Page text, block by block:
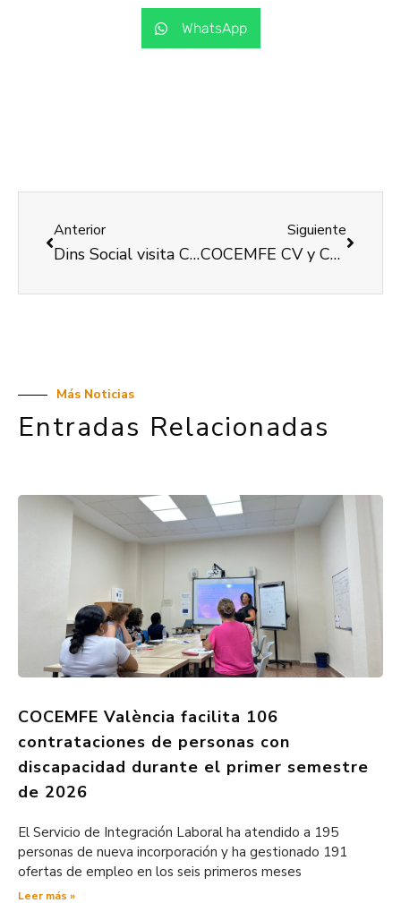
WhatsApp
Anterior
Dins Social visita COCEMFE Valencia para impartir un taller de entrevista laboral
Siguiente
COCEMFE CV y COCEMFE Valencia unen esfuerzos para canalizar la ayuda a las personas con discapacidad afectadas por la dana
Más Noticias
Entradas Relacionadas
COCEMFE València facilita 106
contrataciones de personas con
discapacidad durante el primer semestre
de 2026
El Servicio de Integración Laboral ha atendido a 195
personas de nueva incorporación y ha gestionado 191
ofertas de empleo en los seis primeros meses
Leer más »